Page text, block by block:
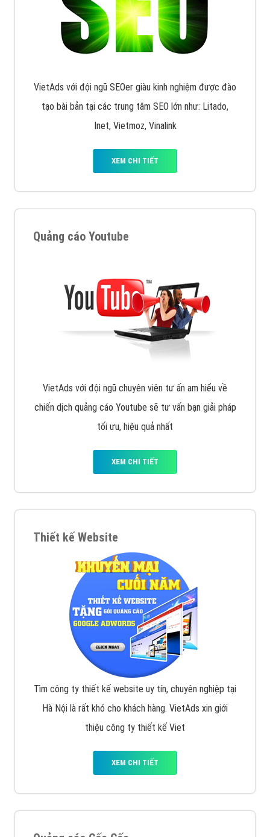
VietAds với đội ngũ SEOer giàu kinh nghiệm được đào
tạo bài bản tại các trung tâm SEO lớn như: Litado,
Inet, Vietmoz, Vinalink
XEM CHI TIẾT
Quảng cáo Youtube
VietAds với đội ngũ chuyên viên tư ấn am hiểu về
chiến dịch quảng cáo Youtube sẽ tư vấn bạn giải pháp
tối ưu, hiệu quả nhất
XEM CHI TIẾT
Thiết kế Website
Tìm công ty thiết kế website uy tín, chuyên nghiệp tại
Hà Nội là rất khó cho khách hàng. VietAds xin giới
thiệu công ty thiết kế Viet
XEM CHI TIẾT